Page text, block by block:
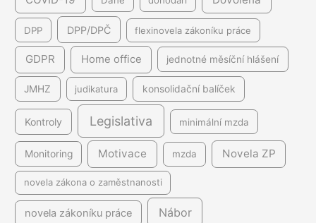
DPP DPP/DPČ flexinovela zákoníku práce
GDPR Home office jednotné měsíční hlášení
JMHZ judikatura konsolidační balíček
Kontroly Legislativa minimální mzda
Monitoring Motivace mzda Novela ZP
novela zákona o zaměstnanosti
novela zákoníku práce Nábor